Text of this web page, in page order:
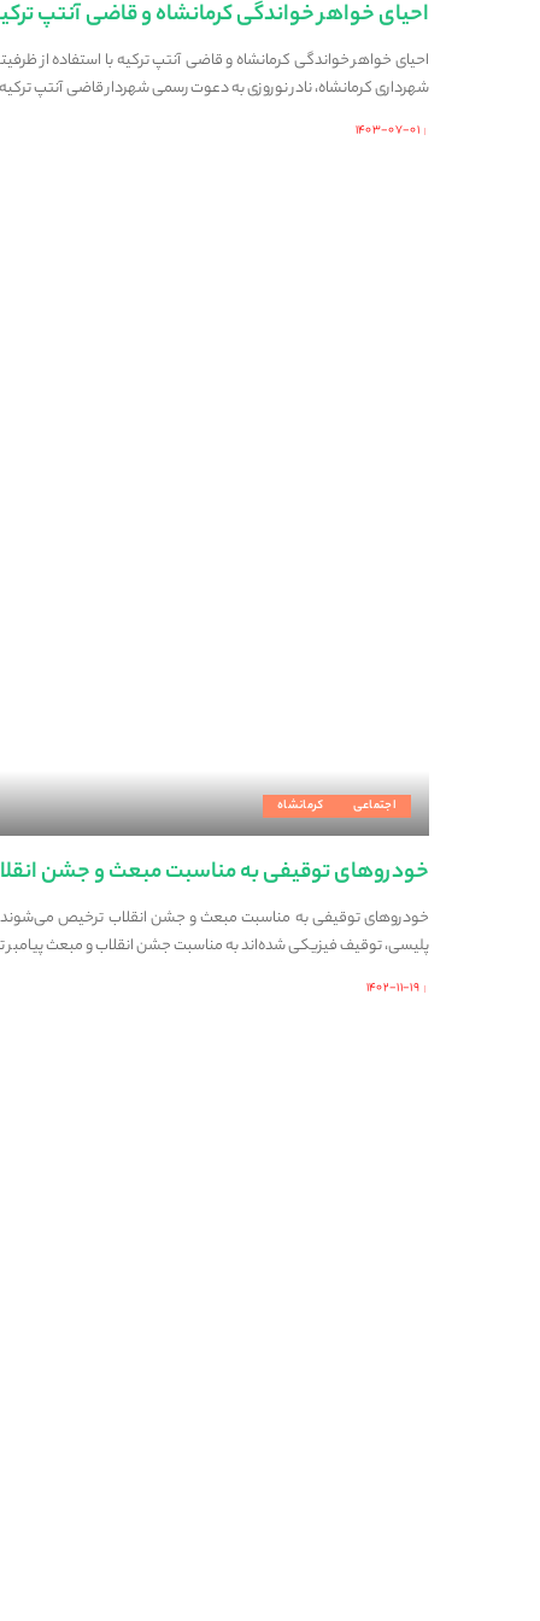
احیای خواهر خواندگی کرمانشاه و قاضی آنتپ
احیای خواهر خواندگی کرمانشاه و قاضی آنتپ ترکیه با استفاده از
شهرداری کرمانشاه، نادر نوروزی به دعوت رسمی شهردار قاضی آنتپ
Posted
۱۴۰۳-۰۷-۰۱
اجتماعی کرمانشاه
خودروهای توقیفی به مناسبت مبعث و جشن
خودروهای توقیفی به مناسبت مبعث و جشن انقلاب ترخیص می‌شوند
پلیسی، توقیف فیزیکی شده‌اند به مناسبت جشن انقلاب و مبعث
Posted
۱۴۰۲-۱۱-۱۹